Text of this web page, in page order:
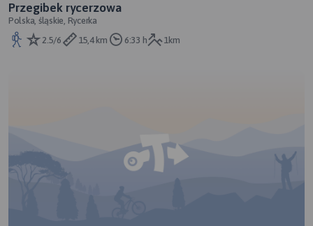
Przegibek rycerzowa
Polska, śląskie, Rycerka
2.5/6
15,4 km 6:33 h 1km